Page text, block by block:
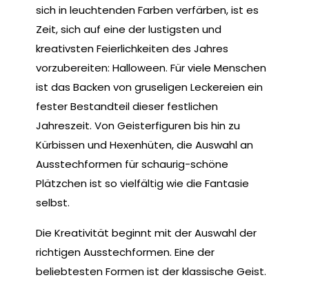
sich in leuchtenden Farben verfärben, ist es
Zeit, sich auf eine der lustigsten und
kreativsten Feierlichkeiten des Jahres
vorzubereiten: Halloween. Für viele Menschen
ist das Backen von gruseligen Leckereien ein
fester Bestandteil dieser festlichen
Jahreszeit. Von Geisterfiguren bis hin zu
Kürbissen und Hexenhüten, die Auswahl an
Ausstechformen für schaurig-schöne
Plätzchen ist so vielfältig wie die Fantasie
selbst.
Die Kreativität beginnt mit der Auswahl der
richtigen Ausstechformen. Eine der
beliebtesten Formen ist der klassische Geist.